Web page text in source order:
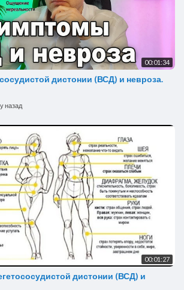
00:01:34
дистонии (ВСД) и невроза.
назад
00:01:27
дистонии (ВСД) и